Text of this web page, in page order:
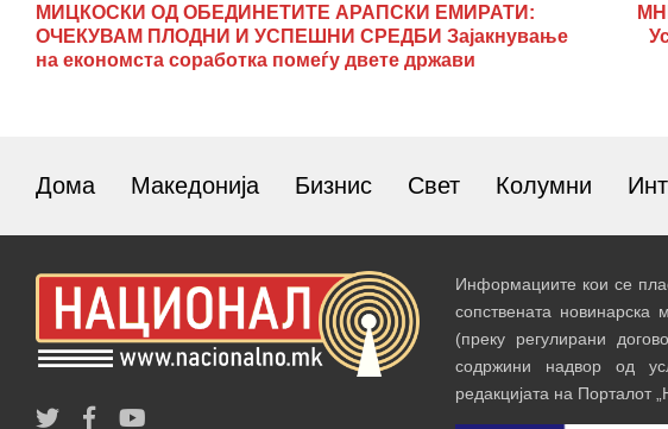
МИЦКОСКИ ОД ОБЕДИНЕТИТЕ АРАПСКИ ЕМИРАТИ:
ОЧЕКУВАМ ПЛОДНИ И УСПЕШНИ СРЕДБИ Зајакнување
на економста соработка помеѓу двете држави
Дома Македонија Бизнис Свет Колумни
Информациите кои се
сопствената
(преку регулирани
содржини надвор од
редакцијата на Порталот